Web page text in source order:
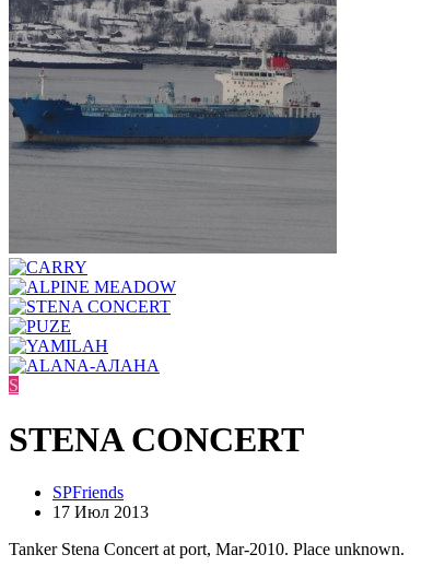
S
STENA CONCERT
SPFriends
17 Июл 2013
Tanker Stena Concert at port, Mar-2010. Place unknown.